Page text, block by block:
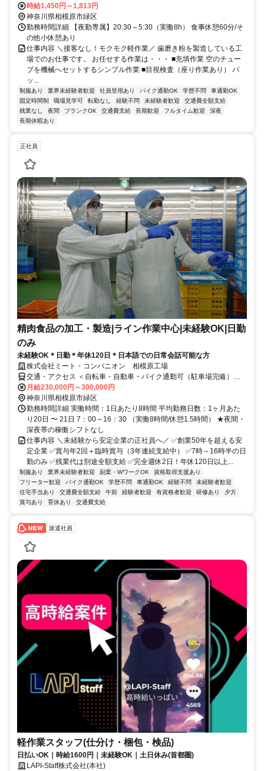
11分
時給1,450円～1,813円
神奈川県相模原市緑区
勤務時間詳細 【夜勤専属】20:30～5:30（実働8h） 食事休憩60分/そ
の他小休憩あり
仕事内容 ＼接客なし！モクモク軽作業／ 歯磨き粉を製造している工
場でのお仕事です。 お任せする作業は・・・ ■充填作業 空のチュー
ブを機械へセットするシンプル作業 ■目視検査（座り作業あり） パ
ッ...
制服あり 業界未経験者歓迎 社員登用あり バイク通勤OK 学歴不問
車通勤OK
固定時間制
職場見学可 転勤なし 経験不問 未経験者歓迎
交通費全額支給
残業なし
夜間 ブランクOK 交通費支給 長期歓迎 フルタイム歓迎
深夜
長期休暇あり
正社員
精肉食品の加工・製造|ライン作業中心|未経験OK|日勤
のみ
未経験OK＊日勤＊年休120日＊日本語での日常会話可能な方
株式会社ミート・コンパニオン 相模原工場
交通・アクセス ＜自転車・自動車・バイク通勤可（駐車場完備）＞
京王線「橋本駅」より車で5分 ※神奈川中央交通バスに乗車『緑ヶ
丘』バス停より徒歩6分、 または徒歩21分
月給230,000円～300,000円
神奈川県相模原市緑区
勤務時間詳細 実働時間：1日あたり8時間 平均勤務日数：1ヶ月あた
り20日 〜 21日 7：00～16：30 （実働8時間/休憩1.5時間） ★夜間・
深夜帯の稼働シフトなし
仕事内容 ＼未経験から安定企業の正社員へ／ ✅創業50年を超える安
定企業 ✅賞与年2回＋臨時賞与（3年連続支給中） ✅7時～16時半の日
勤のみ ✅残業代は別途全額支給 ✅完全週休2日！年休120日以上...
制服あり 業界未経験者歓迎 副業・WワークOK
資格取得支援あり
フリーター歓迎
バイク通勤OK 学歴不問 車通勤OK 経験不問
未経験者歓迎
住宅手当あり
交通費全額支給 午前 経験者歓迎 有資格者歓迎 研修あり
夕方
賞与あり
育休あり 交通費支給
派遣社員
軽作業スタッフ(仕分け・梱包・検品)
日払いOK｜時給1600円｜未経験OK｜土日休み(首都圏)
LAPI-Staff株式会社(本社)